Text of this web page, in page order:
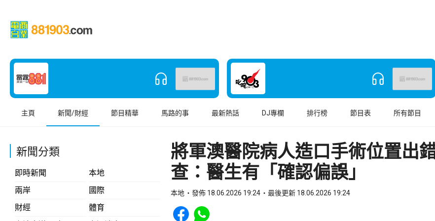
主頁 新聞/財經 節目精華 馬路的事 最新熱話 DJ專欄 排行榜 節目表 所有節目
新聞分類
即時新聞
本地
兩岸
國際
財經
體育
將軍澳醫院病人造口手術位置出
查：醫生有「確認偏誤」
本地 發佈 18.06.2026 19:24 最後更新 18.06.2026 19:24
Share to Facebook
Share to WhatsApp